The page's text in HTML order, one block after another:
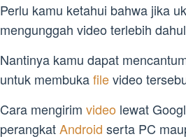
Perlu kamu ketahui bahwa jika
mengunggah video terlebih
Nantinya kamu dapat
untuk membukafilevideo
Cara mengirim video lewat
perangkatAndroid serta PC